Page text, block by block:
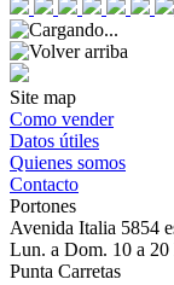
Site map
Como vender
Datos útiles
Quienes somos
Contacto
Portones
Avenida Italia 5854
Lun. a Dom. 10 a 20
Punta Carretas